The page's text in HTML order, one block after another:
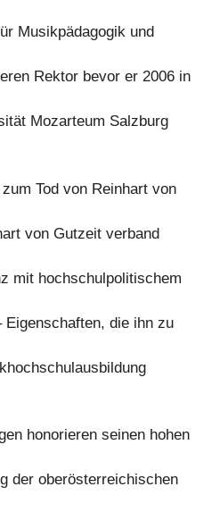
Musikpädagogik und
Rektor bevor er 2006 in
Mozarteum Salzburg
Tod von Reinhart von
von Gutzeit verband
mit hochschulpolitischem
die ihn zu
honorieren seinen hohen
der oberösterreichischen